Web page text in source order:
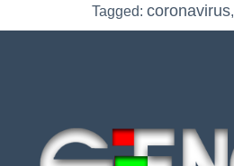
Tagged: coronavirus,